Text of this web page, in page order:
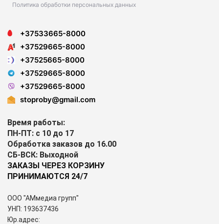
Политика обработки персональных данных
+37533665-8000
+37529665-8000
+37525665-8000
+37529665-8000
+37529665-8000
stoproby@gmail.com
Время работы:
ПН-ПТ: с 10 до 17
Обработка заказов до 16.00
СБ-ВСК: Выходной
ЗАКАЗЫ ЧЕРЕЗ КОРЗИНУ
ПРИНИМАЮТСЯ 24/7
ООО "АМмедиа групп"
УНП: 193637436
Юр.адрес: